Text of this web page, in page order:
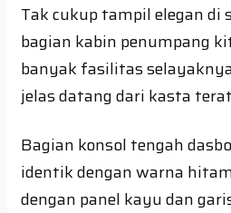
Tak cukup tampil elegan di
bagian kabin penumpang
banyak fasilitas
jelas datang dari kasta
Bagian konsol tengah
identik dengan warna
dengan panel kayu dan